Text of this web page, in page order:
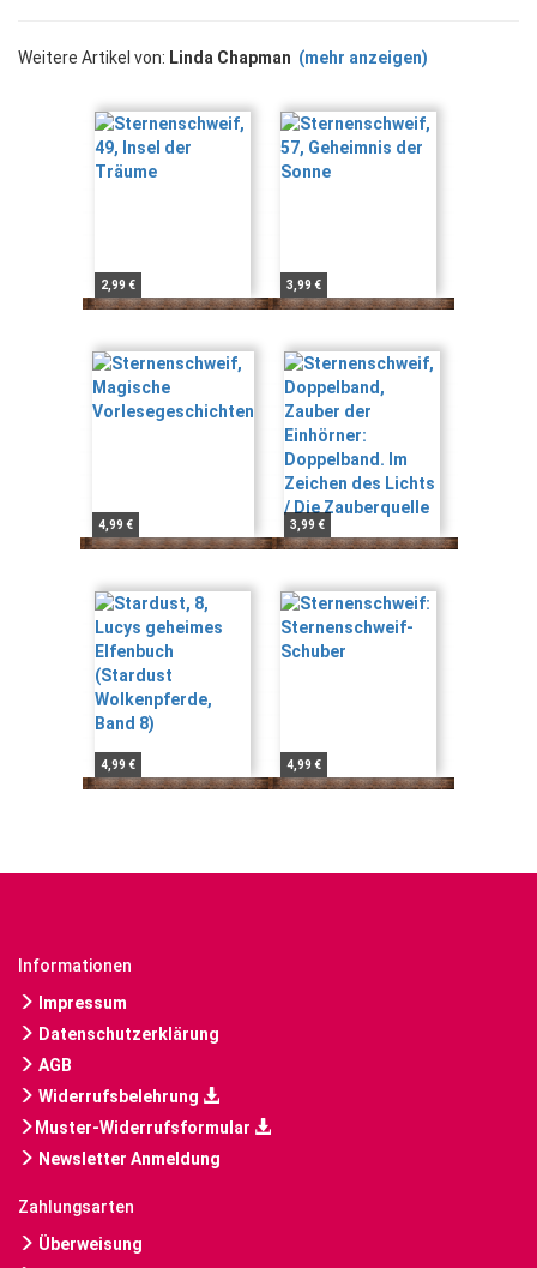
Weitere Artikel von: Linda Chapman (mehr anzeigen)
2,99 € 3,99 €
4,99 € 3,99 €
4,99 € 4,99 €
Informationen
Impressum
Datenschutzerklärung
AGB
Widerrufsbelehrung
Muster-Widerrufsformular
Newsletter Anmeldung
Zahlungsarten
Überweisung